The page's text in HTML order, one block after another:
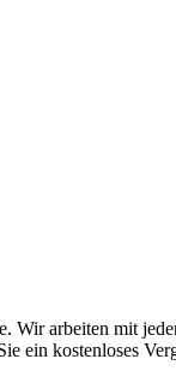
Wir arbeiten mit
ein kostenloses